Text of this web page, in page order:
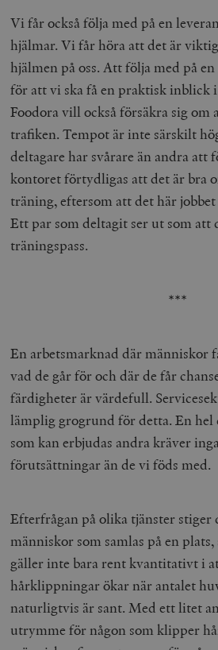
Vi får också följa med på en
hjälmar. Vi får höra att det är
hjälmen på oss. Att följa med på
för att vi ska få en praktisk inblick
Foodora vill också försäkra sig
trafiken. Tempot är inte särskilt
deltagare har svårare än andra att
kontoret förtydligas att det är bra
träning, eftersom att det här
Ett par som deltagit ser ut som
träningspass.
***
En arbetsmarknad där människor
vad de går för och där de får
färdigheter är värdefull.
lämplig grogrund för detta. En hel
som kan erbjudas andra kräver
förutsättningar än de vi föds med.
Efterfrågan på olika tjänster stiger
människor som samlas på en
gäller inte bara rent kvantitativt i
hårklippningar ökar när antalet
naturligtvis är sant. Med ett litet
utrymme för någon som klipper